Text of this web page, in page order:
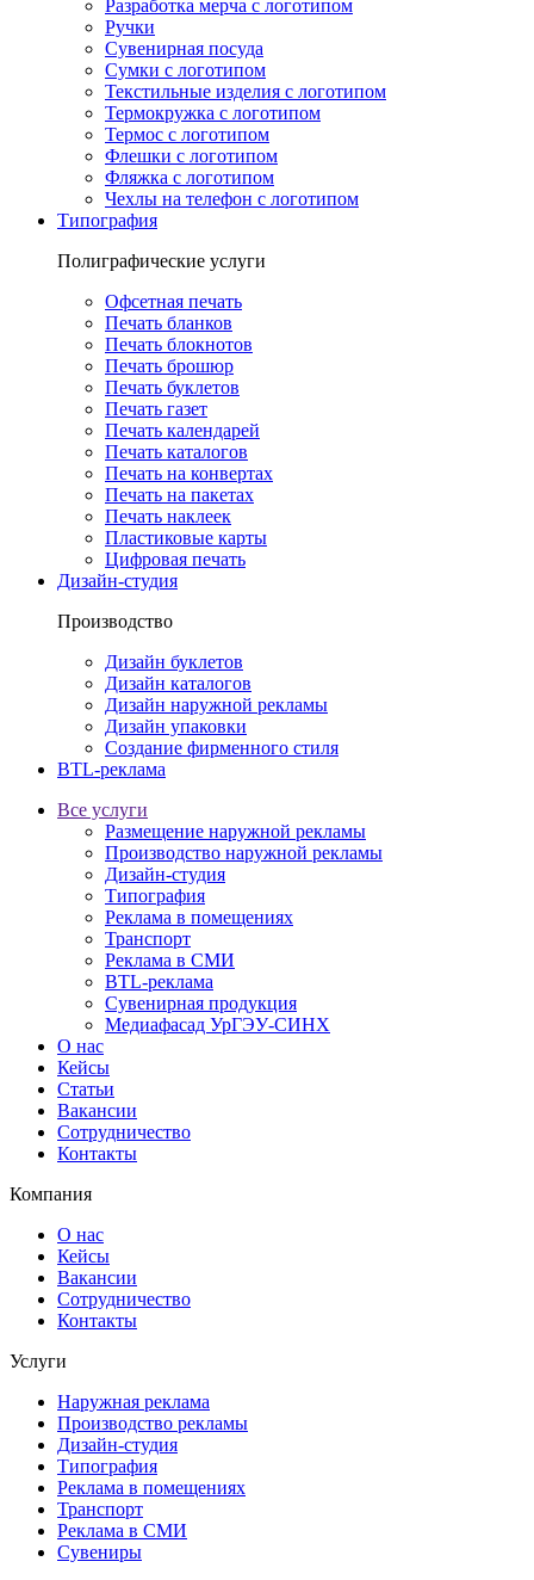
Разработка мерча с логотипом
Ручки
Сувенирная посуда
Сумки с логотипом
Текстильные изделия с логотипом
Термокружка с логотипом
Термос с логотипом
Флешки с логотипом
Фляжка с логотипом
Чехлы на телефон с логотипом
Типография
Полиграфические услуги
Офсетная печать
Печать бланков
Печать блокнотов
Печать брошюр
Печать буклетов
Печать газет
Печать календарей
Печать каталогов
Печать на конвертах
Печать на пакетах
Печать наклеек
Пластиковые карты
Цифровая печать
Дизайн-студия
Производство
Дизайн буклетов
Дизайн каталогов
Дизайн наружной рекламы
Дизайн упаковки
Создание фирменного стиля
BTL-реклама
Все услуги
Размещение наружной рекламы
Производство наружной рекламы
Дизайн-студия
Типография
Реклама в помещениях
Транспорт
Реклама в СМИ
BTL-реклама
Сувенирная продукция
Медиафасад УрГЭУ-СИНХ
О нас
Кейсы
Статьи
Вакансии
Сотрудничество
Контакты
Компания
О нас
Кейсы
Вакансии
Сотрудничество
Контакты
Услуги
Наружная реклама
Производство рекламы
Дизайн-студия
Типография
Реклама в помещениях
Транспорт
Реклама в СМИ
Сувениры